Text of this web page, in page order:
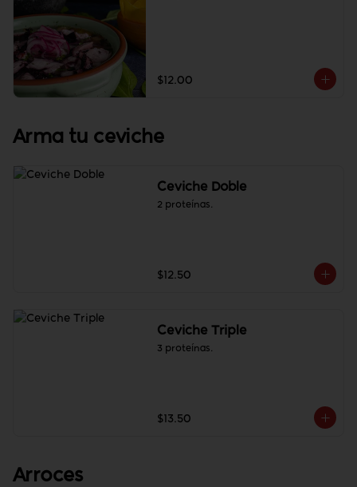
$12.00
Arma tu ceviche
Ceviche Doble
2 proteínas.
$12.50
Ceviche Triple
3 proteínas.
$13.50
Arroces